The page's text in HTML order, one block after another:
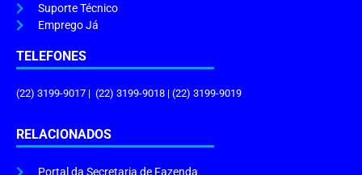
Suporte Técnico
Emprego Já
TELEFONES
(22) 3199-9017 | (22) 3199-9018 | (22) 3199-9019
RELACIONADOS
Portal da Secretaria de Fazenda